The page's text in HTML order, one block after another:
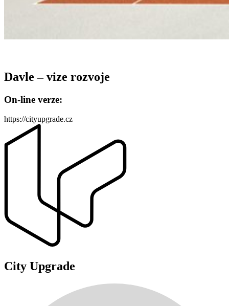
Davle – vize rozvoje
On-line verze:
https://cityupgrade.cz
City Upgrade